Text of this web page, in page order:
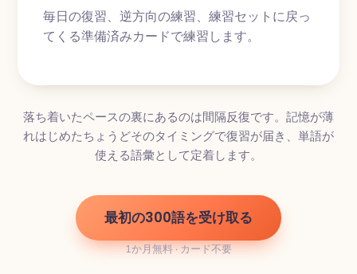
毎日の復習、逆方向の練習、練習セットに戻っ
てくる準備済みカードで練習します。
落ち着いたペースの裏にあるのは間隔反復です。記憶が薄
れはじめたちょうどそのタイミングで復習が届き、単語が
使える語彙として定着します。
最初の300語を受け取る
1か月無料 · カード不要